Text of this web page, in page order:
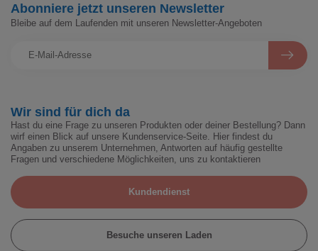
Wir sind für dich da
Hast du eine Frage zu unseren Produkten oder deiner Bestellung? Dann
wirf einen Blick auf unsere Kundenservice-Seite. Hier findest du
Angaben zu unserem Unternehmen, Antworten auf häufig gestellte
Fragen und verschiedene Möglichkeiten, uns zu kontaktieren
Kundendienst
Besuche unseren Laden
Abonniere jetzt unseren Newsletter
Bleibe auf dem Laufenden mit unseren Newsletter-Angeboten